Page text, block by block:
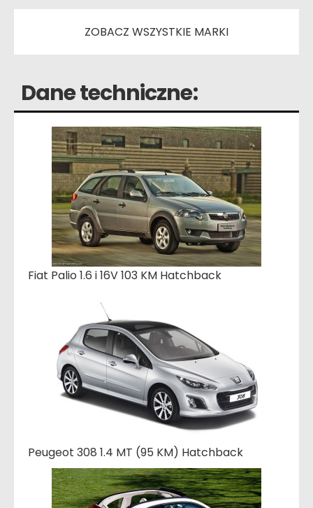
ZOBACZ WSZYSTKIE MARKI
Dane techniczne:
Fiat Palio 1.6 i 16V 103 KM Hatchback
Peugeot 308 1.4 MT (95 KM) Hatchback